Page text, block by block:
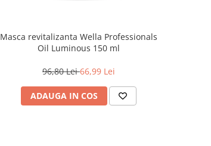
Masca revitalizanta Wella Professionals
Oil Luminous 150 ml
96,80 Lei66,99 Lei
ADAUGA IN COS